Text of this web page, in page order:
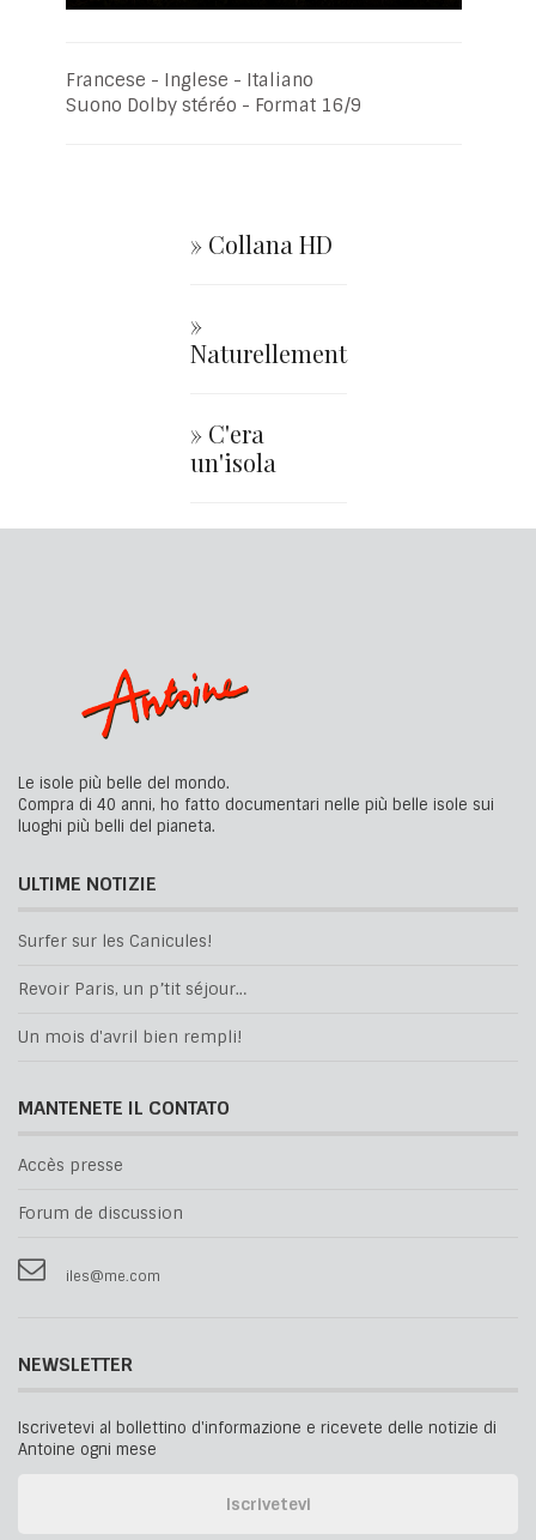
Francese - Inglese - Italiano
Suono Dolby stéréo - Format 16/9
» Collana HD
»
Naturellement
» C'era
un'isola
Le isole più belle del mondo.
Compra di 40 anni, ho fatto documentari nelle più belle isole sui
luoghi più belli del pianeta.
ULTIME NOTIZIE
Surfer sur les Canicules!
Revoir Paris, un p’tit séjour…
Un mois d'avril bien rempli!
MANTENETE IL CONTATO
Accès presse
Forum de discussion
iles@me.com
NEWSLETTER
Iscrivetevi al bollettino d'informazione e ricevete delle notizie di
Antoine ogni mese